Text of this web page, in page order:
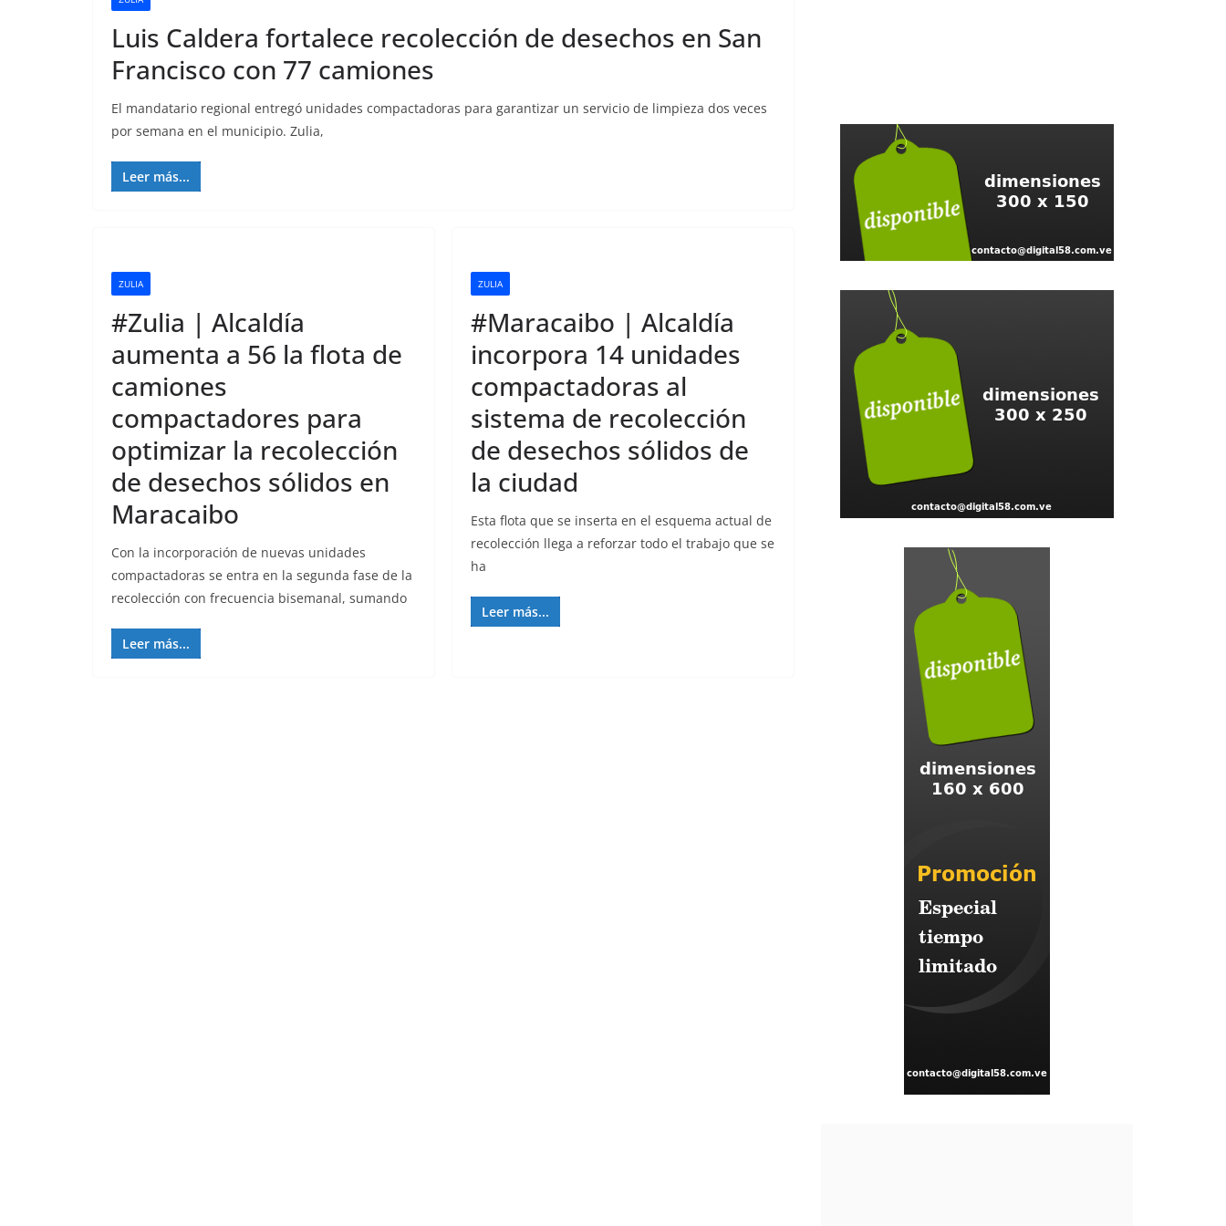
Luis Caldera fortalece recolección de desechos en San
Francisco con 77 camiones
El mandatario regional entregó unidades compactadoras para garantizar un servicio de limpieza dos veces
por semana en el municipio. Zulia,
Leer más...
ZULIA
#Zulia | Alcaldía
aumenta a 56 la flota de
camiones
compactadores para
optimizar la recolección
de desechos sólidos en
Maracaibo
Con la incorporación de nuevas unidades
compactadoras se entra en la segunda fase de la
recolección con frecuencia bisemanal, sumando
Leer más...
ZULIA
#Maracaibo | Alcaldía
incorpora 14 unidades
compactadoras al
sistema de recolección
de desechos sólidos de
la ciudad
Esta flota que se inserta en el esquema actual de
recolección llega a reforzar todo el trabajo que se
ha
Leer más...